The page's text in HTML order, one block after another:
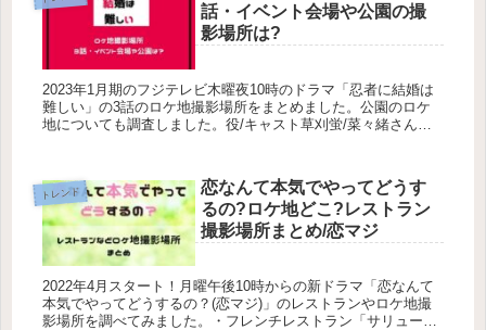
話・イベント会場や公園の撮
影場所は?
2023年1月期のフジテレビ木曜夜10時のドラマ「忍者に結婚は
難しい」の3話のロケ地撮影場所をまとめました。公園のロケ
地についても調査しました。役/キャスト草刈蛍/菜々緒さん草
トレンド
恋なんて本気でやってどうす
るの?ロケ地どこ?レストラン
撮影場所まとめ/恋マジ
2022年4月スタート！月曜午後10時からの新ドラマ「恋なんて
本気でやってどうするの？(恋マジ)」のレストランやロケ地撮
影場所を調べてみました。・フレンチレストラン「サリュー」